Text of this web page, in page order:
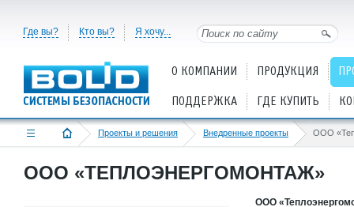
Где вы? Кто вы? Я хочу...
О КОМПАНИИ ПРОДУКЦИЯ
ПОДДЕРЖКА ГДЕ КУПИТЬ
Проекты и решения Внедренные проекты ООО
ООО «ТЕПЛОЭНЕРГОМОНТАЖ»
ООО